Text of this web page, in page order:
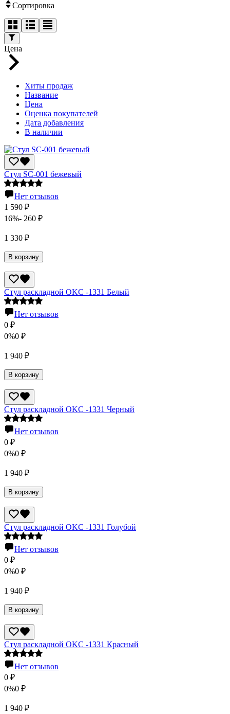
Сортировка
Цена
Хиты продаж
Название
Цена
Оценка покупателей
Дата добавления
В наличии
Стул SC-001 бежевый
Нет отзывов
1 590 ₽
16%- 260 ₽
1 330 ₽
В корзину
Стул раскладной OKC -1331 Белый
Нет отзывов
0 ₽
0%0 ₽
1 940 ₽
В корзину
Стул раскладной OKC -1331 Черный
Нет отзывов
0 ₽
0%0 ₽
1 940 ₽
В корзину
Стул раскладной OKC -1331 Голубой
Нет отзывов
0 ₽
0%0 ₽
1 940 ₽
В корзину
Стул раскладной OKC -1331 Красный
Нет отзывов
0 ₽
0%0 ₽
1 940 ₽